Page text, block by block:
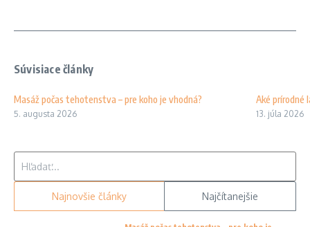
Súvisiace články
Masáž počas tehotenstva – pre koho je vhodná?
5. augusta 2026
Aké prírodné
13. júla 2026
Najnovšie články Najčítanejšie